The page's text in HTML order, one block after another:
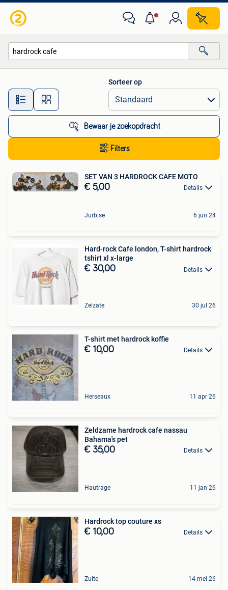
Alle afstanden…
Sorteer op
Bewaar je zoekopdracht
Filters
SET VAN 3 HARDROCK CAFE MOTO
€ 5,00 Details
Jurbise 6 jun 24
Hard-rock Cafe london, T-shirt hardrock
tshirt xl x-large
€ 30,00 Details
Zelzate 30 jul 26
T-shirt met hardrock koffie
€ 10,00 Details
Herseaux 11 apr 26
Zeldzame hardrock cafe nassau
Bahama's pet
€ 35,00 Details
Hautrage 11 jan 26
Hardrock top couture xs
€ 10,00 Details
Zulte 14 mei 26